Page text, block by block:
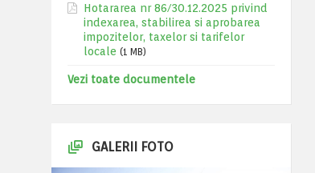
Hotararea nr 86/30.12.2025 privind
indexarea, stabilirea si aprobarea
impozitelor, taxelor si tarifelor
locale (1 MB)
Vezi toate documentele
GALERII FOTO